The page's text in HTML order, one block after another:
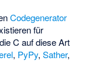
Codegenerator
für
C auf diese Art
, PyPy,Sather,